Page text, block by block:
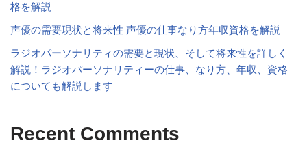
格を解説
声優の需要現状と将来性 声優の仕事なり方年収資格を解説
ラジオパーソナリティの需要と現状、そして将来性を詳しく
解説！ラジオパーソナリティーの仕事、なり方、年収、資格
についても解説します
Recent Comments